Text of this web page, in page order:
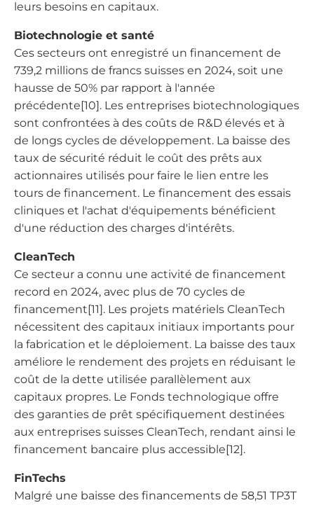
leurs besoins en capitaux.
Biotechnologie et santé
Ces secteurs ont enregistré un financement de
739,2 millions de francs suisses en 2024, soit une
hausse de 50% par rapport à l'année
précédente[10]. Les entreprises biotechnologiques
sont confrontées à des coûts de R&D élevés et à
de longs cycles de développement. La baisse des
taux de sécurité réduit le coût des prêts aux
actionnaires utilisés pour faire le lien entre les
tours de financement. Le financement des essais
cliniques et l'achat d'équipements bénéficient
d'une réduction des charges d'intérêts.
CleanTech
Ce secteur a connu une activité de financement
record en 2024, avec plus de 70 cycles de
financement[11]. Les projets matériels CleanTech
nécessitent des capitaux initiaux importants pour
la fabrication et le déploiement. La baisse des taux
améliore le rendement des projets en réduisant le
coût de la dette utilisée parallèlement aux
capitaux propres. Le Fonds technologique offre
des garanties de prêt spécifiquement destinées
aux entreprises suisses CleanTech, rendant ainsi le
financement bancaire plus accessible[12].
FinTechs
Malgré une baisse des financements de 58,51 TP3T